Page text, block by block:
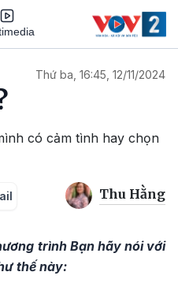
Thứ ba, 16:45, 12/11/2024
có cảm tình hay chọn
Thu Hằng
trình Bạn hãy nói với
thế này: